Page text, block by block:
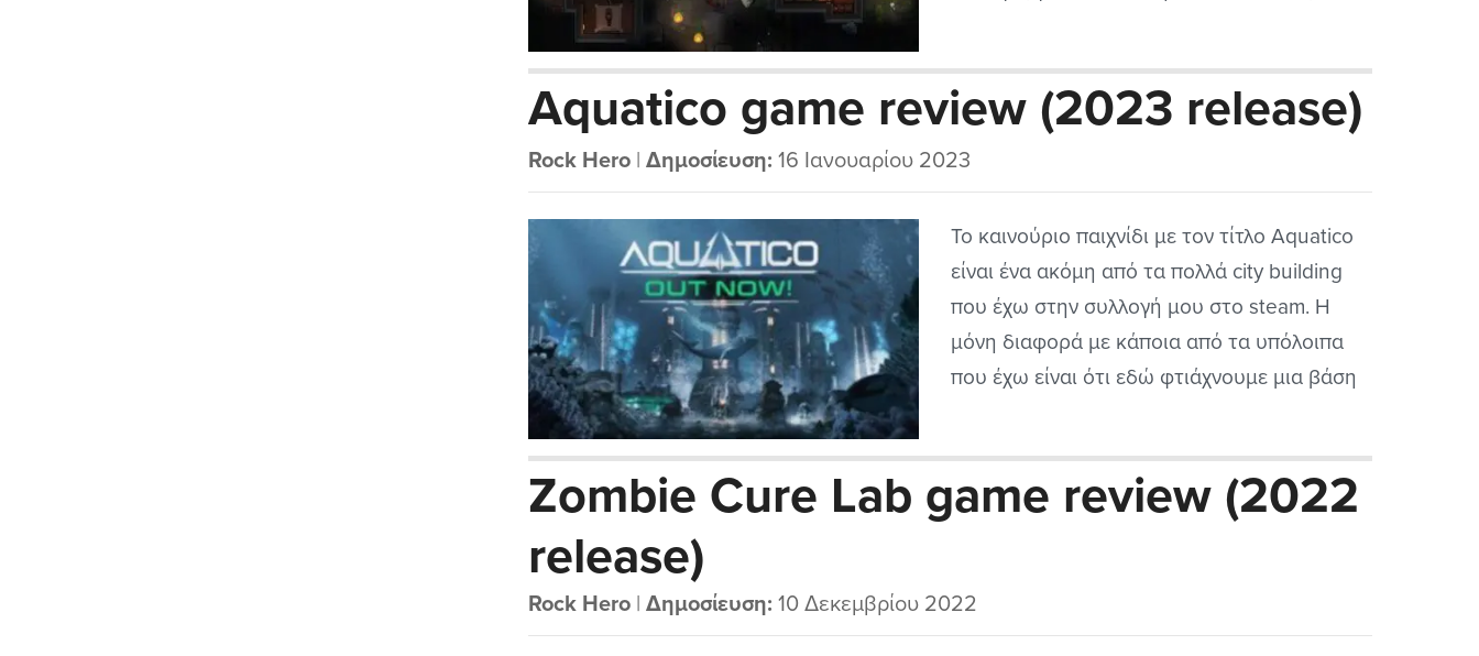
ώρες περίπου και μου άρεσε πολύ παρόλο
που...
Aquatico game review (2023 release)
Rock Hero |Δημοσίευση: 16 Ιανουαρίου 2023
Το καινούριο παιχνίδι με τον τίτλο Aquatico
είναι ένα ακόμη από τα πολλά city building
που έχω στην συλλογή μου στο steam. Η
μόνη διαφορά με κάποια από τα υπόλοιπα
που έχω είναι ότι εδώ φτιάχνουμε μια βάση
δούμε τι περιέχει...
Zombie Cure Lab game review (2022
release)
Rock Hero |Δημοσίευση: 10 Δεκεμβρίου 2022